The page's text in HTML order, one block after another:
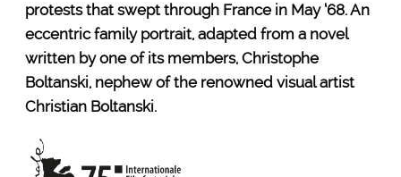
protests that swept through France in May ‘68. An
eccentric family portrait, adapted from a novel
written by one of its members, Christophe
Boltanski, nephew of the renowned visual artist
Christian Boltanski.